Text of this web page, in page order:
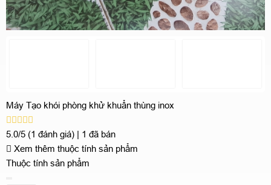
Máy Tạo khói phòng khử khuẩn thùng inox
5.0/5 (1 đánh giá) | 1 đã bán
Xem thêm thuộc tính sản phẩm
Thuộc tính sản phẩm